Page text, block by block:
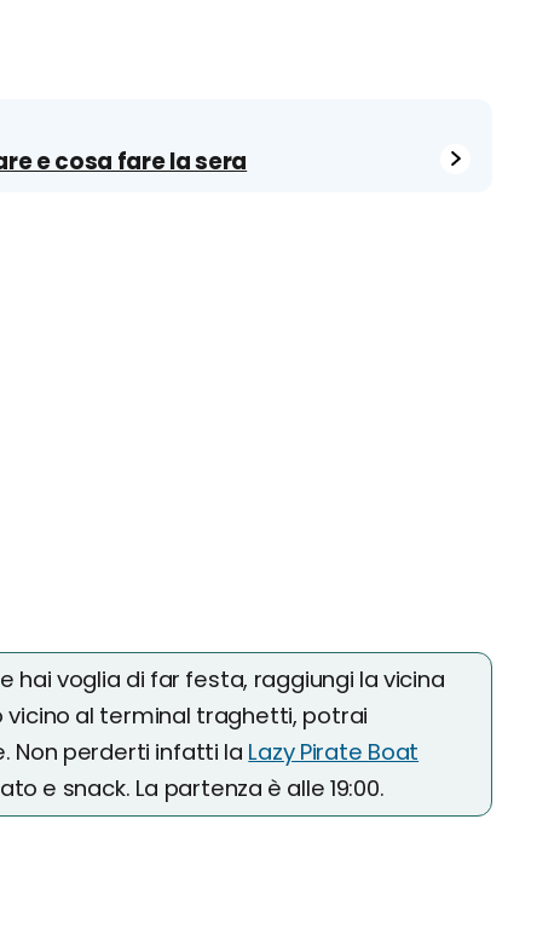
e cosa fare la sera
hai voglia di far festa, raggiungi la vicina
vicino al terminal traghetti, potrai
Non perderti infatti la Lazy Pirate Boat
e snack. La partenza è alle 19:00.